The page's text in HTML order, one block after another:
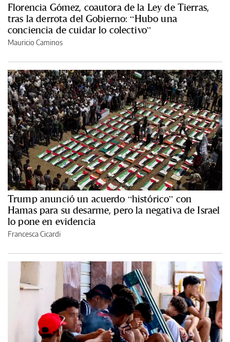
Florencia Gómez, coautora de la Ley de Tierras,
tras la derrota del Gobierno: “Hubo una
conciencia de cuidar lo colectivo”
Mauricio Caminos
Trump anunció un acuerdo “histórico” con
Hamas para su desarme, pero la negativa de Israel
lo pone en evidencia
Francesca Cicardi